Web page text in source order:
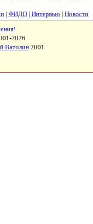
| ФИДО | Интервью | Новости
2026
Ватолин2001